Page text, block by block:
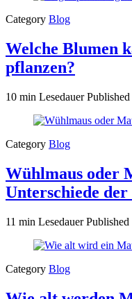
Category Blog
Welche Blumen
pflanzen?
10 min LesedauerPublished
Category Blog
Wühlmaus oder
Unterschiede
11 min LesedauerPublished
Category Blog